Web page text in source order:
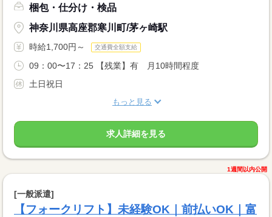
梱包・仕分け・検品
神奈川県高座郡寒川町/茅ヶ崎駅
時給1,700円～ 交通費全額支給
09：00〜17：25 【残業】有 月10時間程度
土日祝日
もっと見る
求人詳細を見る
1週間以内公開
[一般派遣]
【フォークリフト】未経験OK｜前払いOK｜富